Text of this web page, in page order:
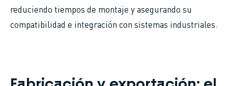
reduciendo tiempos de montaje y asegurando su
compatibilidad e integración con sistemas industriales.